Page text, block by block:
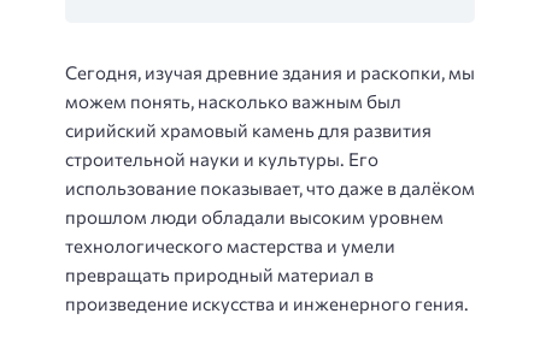
Сегодня, изучая древние здания и раскопки, мы
можем понять, насколько важным был
сирийский храмовый камень для развития
строительной науки и культуры. Его
использование показывает, что даже в далёком
прошлом люди обладали высоким уровнем
технологического мастерства и умели
превращать природный материал в
произведение искусства и инженерного гения.